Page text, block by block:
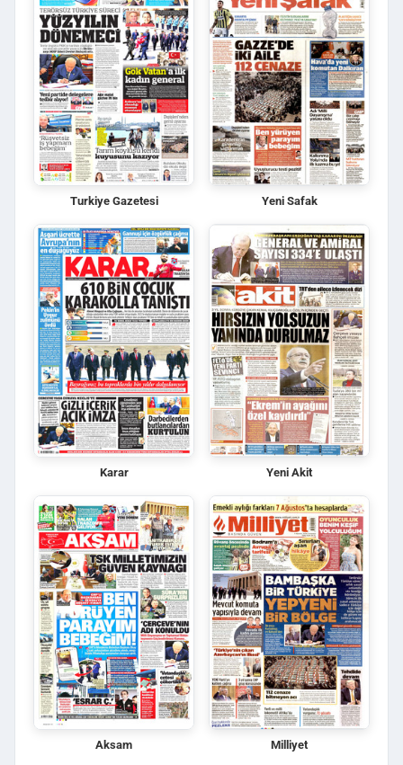
Turkiye Gazetesi Yeni Safak
Karar Yeni Akit
Aksam Milliyet